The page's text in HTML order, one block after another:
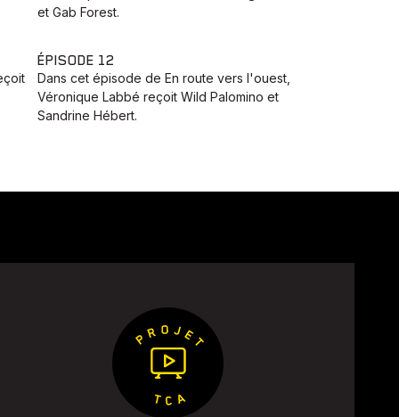
et Gab Forest.
ÉPISODE 12
Dans cet épisode de En route vers l'ouest,
Véronique Labbé reçoit Wild Palomino et
Sandrine Hébert.